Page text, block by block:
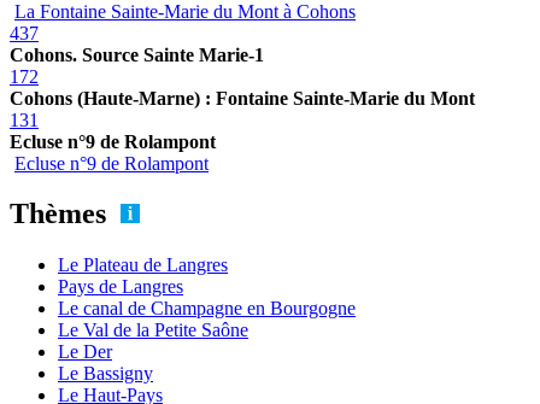
La Fontaine Sainte-Marie du Mont à Cohons
437
Cohons. Source Sainte Marie-1
172
Cohons (Haute-Marne) : Fontaine Sainte-Marie du Mont
131
Ecluse n°9 de Rolampont
Ecluse n°9 de Rolampont
Thèmes
Le Plateau de Langres
Pays de Langres
Le canal de Champagne en Bourgogne
Le Val de la Petite Saône
Le Der
Le Bassigny
Le Haut-Pays